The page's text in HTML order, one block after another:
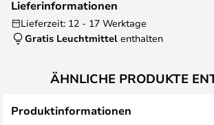
Lieferinformationen
Lieferzeit: 12 - 17 Werktage
Gratis Leuchtmittel enthalten
ÄHNLICHE PRODUKTE
Produktinformationen